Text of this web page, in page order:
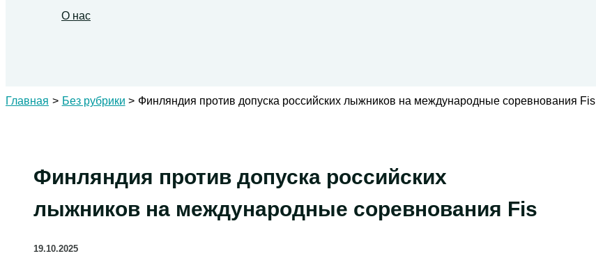
О нас
Главная Без рубрики Финляндия против допуска российских лыжников на международные соревнования Fis
Финляндия против допуска российских
лыжников на международные соревнования Fis
19.10.2025